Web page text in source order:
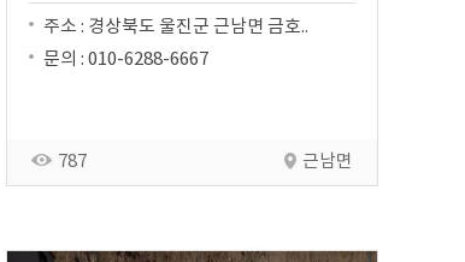
주소 : 경상북도 울진군 근남면 금호..
문의 : 010-6288-6667
787 근남면